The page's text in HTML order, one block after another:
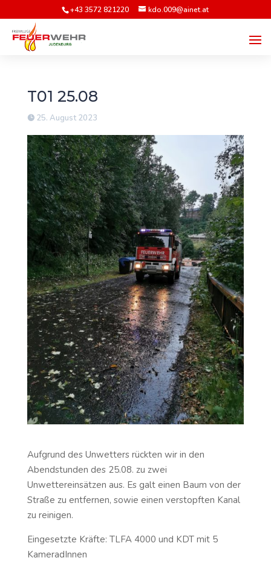
+43 3572 821220 kdo.009@ainet.at
T01 25.08
25. August 2023
Aufgrund des Unwetters rückten wir in den
Abendstunden des 25.08. zu zwei
Unwettereinsätzen aus. Es galt einen Baum von der
Straße zu entfernen, sowie einen verstopften Kanal
zu reinigen.
Eingesetzte Kräfte: TLFA 4000 und KDT mit 5
KameradInnen